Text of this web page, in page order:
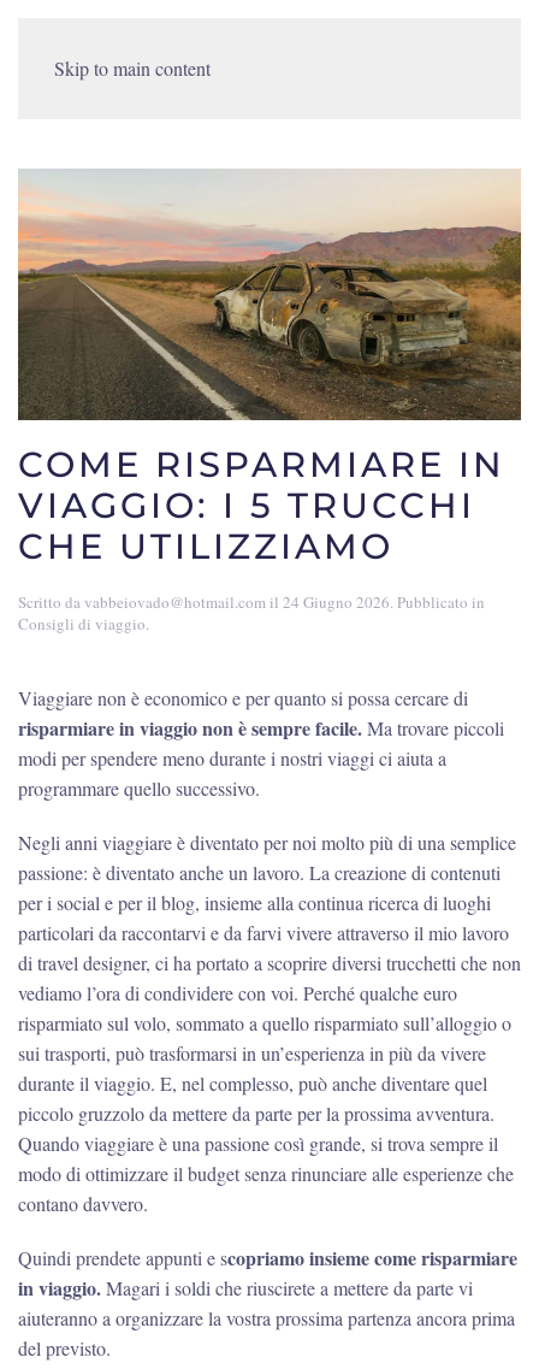
Skip to main content
COME RISPARMIARE IN
VIAGGIO: I 5 TRUCCHI
CHE UTILIZZIAMO
Scritto davabbeiovado@hotmail.com il 24 Giugno 2026. Pubblicato in
Consigli di viaggio.
Viaggiare non è economico e per quanto si possa cercare di
risparmiare in viaggio non è sempre facile.Ma trovare piccoli
modi per spendere meno durante i nostri viaggi ci aiuta a
programmare quello successivo.
Negli anni viaggiare è diventato per noi molto più di una semplice
passione: è diventato anche un lavoro. La creazione di contenuti
per i social e per il blog, insieme alla continua ricerca di luoghi
particolari da raccontarvi e da farvi vivere attraverso il mio lavoro
di travel designer, ci ha portato a scoprire diversi trucchetti che non
vediamo l’ora di condividere con voi. Perché qualche euro
risparmiato sul volo, sommato a quello risparmiato sull’alloggio o
sui trasporti, può trasformarsi in un’esperienza in più da vivere
durante il viaggio. E, nel complesso, può anche diventare quel
piccolo gruzzolo da mettere da parte per la prossima avventura.
Quando viaggiare è una passione così grande, si trova sempre il
modo di ottimizzare il budget senza rinunciare alle esperienze che
contano davvero.
Quindi prendete appunti e scopriamo insieme come risparmiare
in viaggio.Magari i soldi che riuscirete a mettere da parte vi
aiuteranno a organizzare la vostra prossima partenza ancora prima
del previsto.